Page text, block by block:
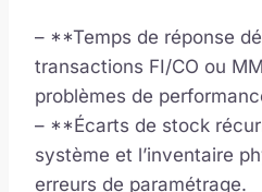
– **Temps de réponse
transactions FI/CO ou
problèmes de
– **Écarts de stock
système et l’inventaire
erreurs de paramétrage.